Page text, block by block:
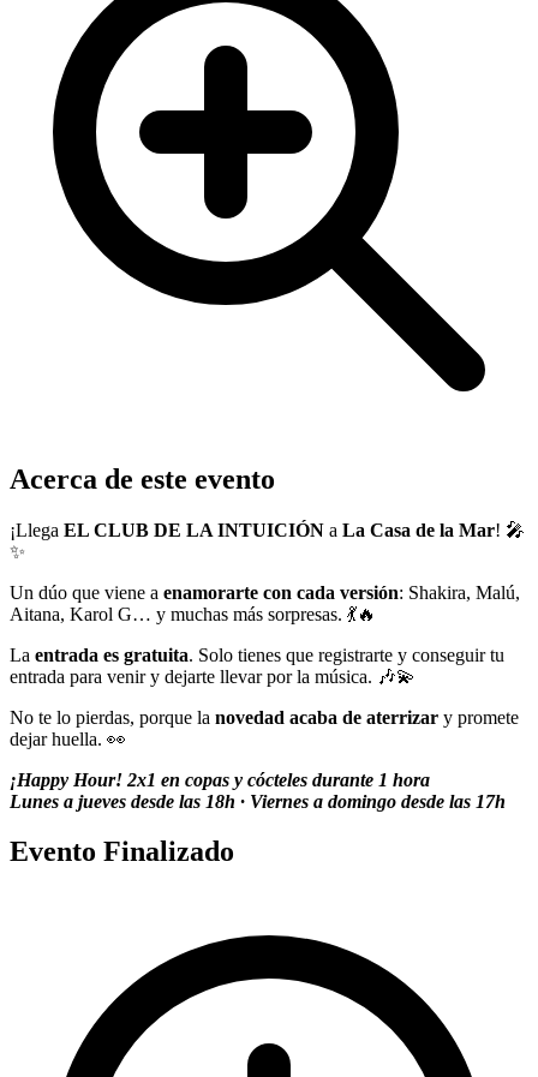
Acerca de este evento
¡Llega EL CLUB DE LA INTUICIÓN a La Casa de la Mar! 🎤
✨
Un dúo que viene a enamorarte con cada versión: Shakira, Malú,
Aitana, Karol G… y muchas más sorpresas. 💃🔥
La entrada es gratuita. Solo tienes que registrarte y conseguir tu
entrada para venir y dejarte llevar por la música. 🎶💫
No te lo pierdas, porque la novedad acaba de aterrizar y promete
dejar huella. 👀
¡Happy Hour! 2x1 en copas y cócteles durante 1 hora
Lunes a jueves desde las 18h · Viernes a domingo desde las 17h
Evento Finalizado